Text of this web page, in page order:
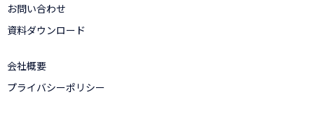
お問い合わせ
資料ダウンロード
会社概要
プライバシーポリシー